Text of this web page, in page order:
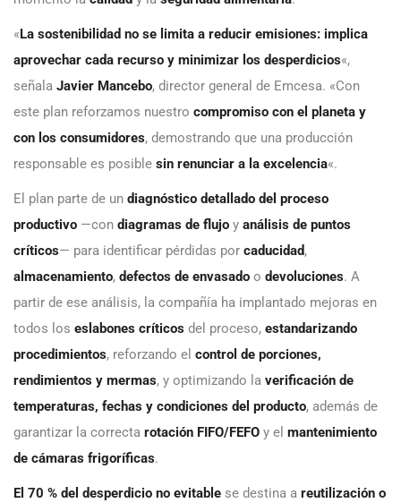
« La sostenibilidad no se limita a reducir emisiones: implica
aprovechar cada recurso y minimizar los desperdicios«,
señala Javier Mancebo, director general de Emcesa. «Con
este plan reforzamos nuestro compromiso con el planeta y
con los consumidores, demostrando que una producción
responsable es posible sin renunciar a la excelencia«.
El plan parte de un diagnóstico detallado del proceso
productivo —con diagramas de flujo y análisis de puntos
críticos— para identificar pérdidas por caducidad,
almacenamiento, defectos de envasado o devoluciones. A
partir de ese análisis, la compañía ha implantado mejoras en
todos los eslabones críticos del proceso, estandarizando
procedimientos, reforzando el control de porciones,
rendimientos y mermas, y optimizando la verificación de
temperaturas, fechas y condiciones del producto, además de
garantizar la correcta rotación FIFO/FEFO y el mantenimiento
de cámaras frigoríficas.
El 70 % del desperdicio no evitable se destina a reutilización o